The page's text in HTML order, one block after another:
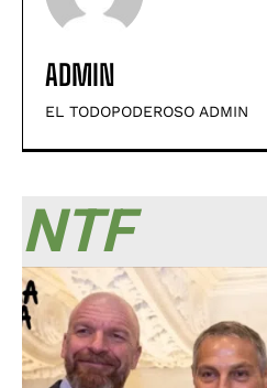
ADMIN
EL TODOPODEROSO ADMIN
NTF